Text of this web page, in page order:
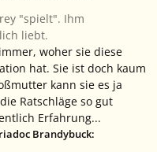
"spielt". Ihm
liebt.
woher sie diese
hat. Sie ist doch kaum
kann sie es ja
Ratschläge so gut
Erfahrung...
Brandybuck: